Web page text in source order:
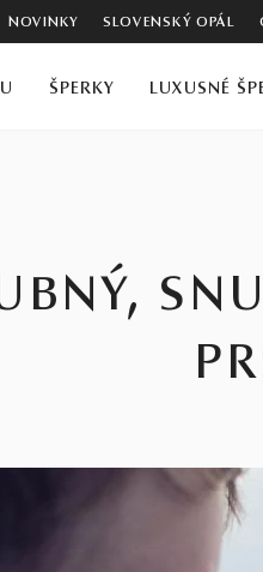
NOVINKY SLOVENSKÝ OPÁL
ŠPERKY LUXUSNÉ